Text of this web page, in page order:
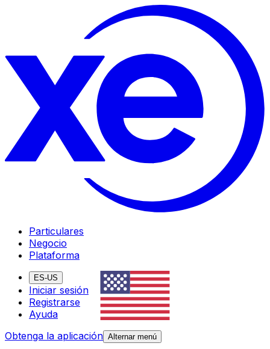
Particulares
Negocio
Plataforma
ES-US
Iniciar sesión
Registrarse
Ayuda
Obtenga la aplicación Alternar menú